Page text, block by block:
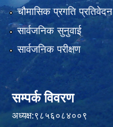
चौमासिक प्रगति प्रतिवेदन
सार्वजनिक सुनुवाई
सार्वजनिक परीक्षण
सम्पर्क विवरण
अध्यक्ष:९८५६०८४००९